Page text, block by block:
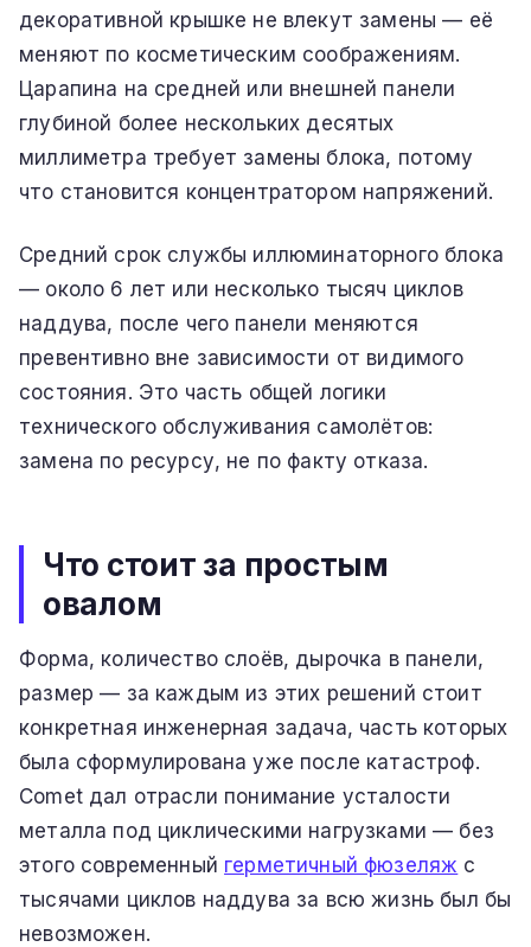
декоративной крышке не влекут замены — её
меняют по косметическим соображениям.
Царапина на средней или внешней панели
глубиной более нескольких десятых
миллиметра требует замены блока, потому
что становится концентратором напряжений.
Средний срок службы иллюминаторного блока
— около 6 лет или несколько тысяч циклов
наддува, после чего панели меняются
превентивно вне зависимости от видимого
состояния. Это часть общей логики
технического обслуживания самолётов:
замена по ресурсу, не по факту отказа.
Что стоит за простым
овалом
Форма, количество слоёв, дырочка в панели,
размер — за каждым из этих решений стоит
конкретная инженерная задача, часть которых
была сформулирована уже после катастроф.
Comet дал отрасли понимание усталости
металла под циклическими нагрузками — без
этого современный герметичный фюзеляж с
тысячами циклов наддува за всю жизнь был бы
невозможен.